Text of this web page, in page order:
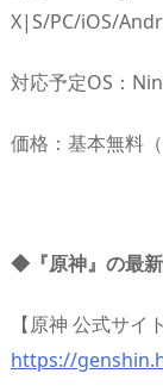
X|S/PC/iOS/
対応予定OS：
価格：基本無料
◆『原神』の最
【原神 公式サイト
https://